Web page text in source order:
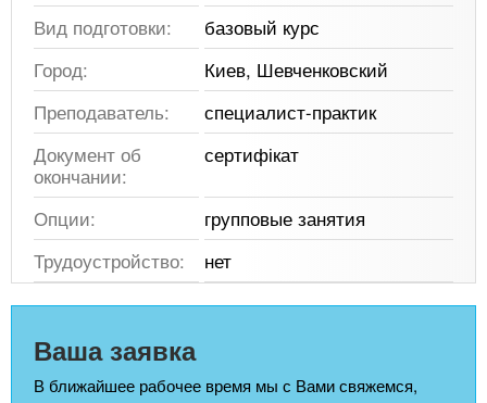
Вид подготовки:
базовый курс
Город:
Киев, Шевченковский
Преподаватель:
специалист-практик
Документ об
окончании:
сертифікат
Опции:
групповые занятия
Трудоустройство:
нет
Ваша заявка
В ближайшее рабочее время мы с Вами свяжемся,